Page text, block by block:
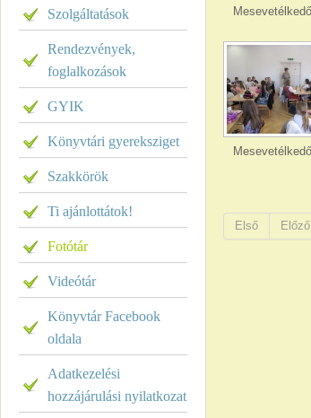
Szolgáltatások
Rendezvények,
foglalkozások
GYIK
Könyvtári gyereksziget
Szakkörök
Ti ajánlottátok!
Fotótár
Videótár
Könyvtár Facebook
oldala
Adatkezelési
hozzájárulási nyilatkozat
Első Előző